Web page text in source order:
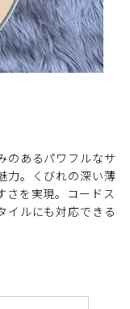
のあるパワフルなサ
力。くびれの深い薄
さを実現。コードス
イルにも対応できる